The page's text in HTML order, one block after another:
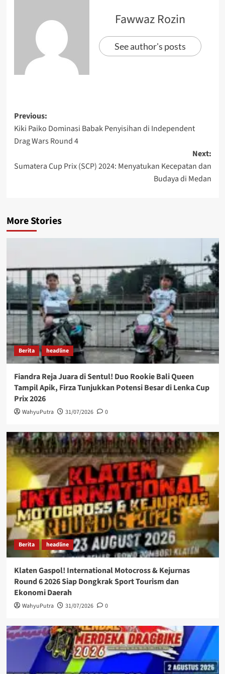
Fawwaz Rozin
See author's posts
Previous:
Kiki Paiko Dominasi Babak Penyisihan di Independent
Drag Wars Round 4
Next:
Sumatera Cup Prix (SCP) 2024: Menyatukan Kecepatan dan
Budaya di Medan
More Stories
Berita headline
Fiandra Reja Juara di Sentul! Duo Rookie Bali Queen
Tampil Apik, Firza Tunjukkan Potensi Besar di Lenka Cup
Prix 2026
WahyuPutra 31/07/2026 0
Berita headline
Klaten Gaspol! International Motocross & Kejurnas
Round 6 2026 Siap Dongkrak Sport Tourism dan
Ekonomi Daerah
WahyuPutra 31/07/2026 0